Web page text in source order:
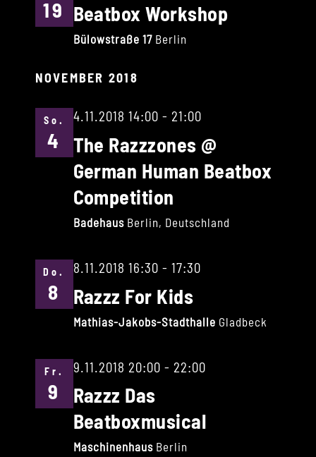
19 Beatbox Workshop
Bülowstraße 17 Berlin
NOVEMBER 2018
So.
4
4.11.2018 14:00 - 21:00
The Razzzones @
German Human Beatbox
Competition
Badehaus Berlin, Deutschland
Do.
8
8.11.2018 16:30 - 17:30
Razzz For Kids
Mathias-Jakobs-Stadthalle Gladbeck
Fr.
9
9.11.2018 20:00 - 22:00
Razzz Das
Beatboxmusical
Maschinenhaus Berlin